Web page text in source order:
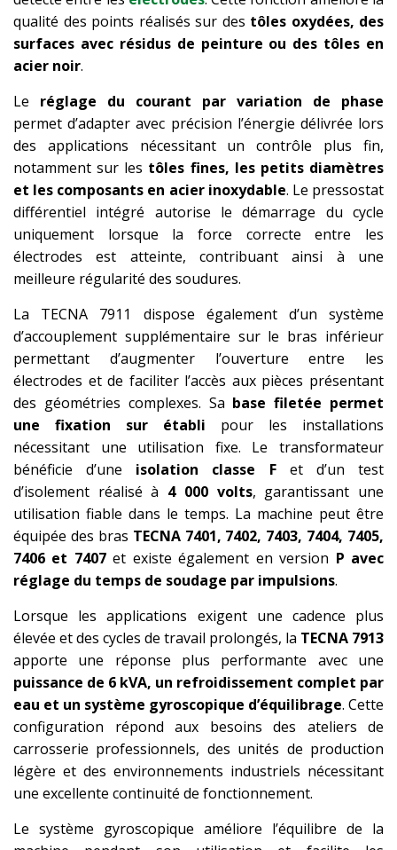
qualité des points réalisés sur des tôles oxydées, des
surfaces avec résidus de peinture ou des tôles en
acier noir.
Le réglage du courant par variation de phase
permet d’adapter avec précision l’énergie délivrée lors
des applications nécessitant un contrôle plus fin,
notamment sur les tôles fines, les petits diamètres
et les composants en acier inoxydable. Le pressostat
différentiel intégré autorise le démarrage du cycle
uniquement lorsque la force correcte entre les
électrodes est atteinte, contribuant ainsi à une
meilleure régularité des soudures.
La TECNA 7911 dispose également d’un système
d’accouplement supplémentaire sur le bras inférieur
permettant d’augmenter l’ouverture entre les
électrodes et de faciliter l’accès aux pièces présentant
des géométries complexes. Sa base filetée permet
une fixation sur établi pour les installations
nécessitant une utilisation fixe. Le transformateur
bénéficie d’une isolation classe Fet d’un test
d’isolement réalisé à 4 000 volts, garantissant une
utilisation fiable dans le temps. La machine peut être
équipée des bras TECNA 7401, 7402, 7403, 7404, 7405,
7406 et 7407et existe également en version P avec
réglage du temps de soudage par impulsions.
Lorsque les applications exigent une cadence plus
élevée et des cycles de travail prolongés, la TECNA 7913
apporte une réponse plus performante avec une
puissance de 6 kVA, un refroidissement complet par
eau et un système gyroscopique d’équilibrage. Cette
configuration répond aux besoins des ateliers de
carrosserie professionnels, des unités de production
légère et des environnements industriels nécessitant
une excellente continuité de fonctionnement.
Le système gyroscopique améliore l’équilibre de la